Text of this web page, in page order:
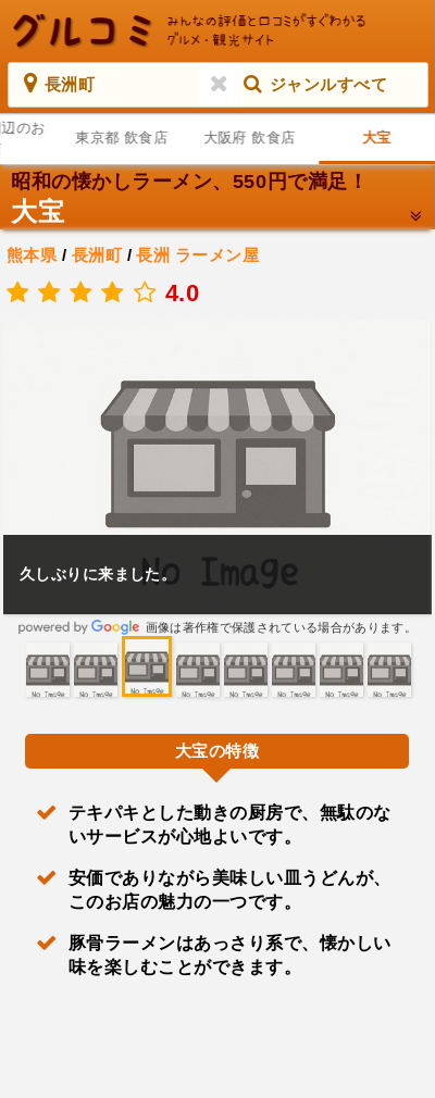
長洲町 ジャンルすべて
のお
東京都 飲食店 大阪府 飲食店 大宝
昭和の懐かしラーメン、550円で満足！
大宝
熊本県 / 長洲町/長洲 ラーメン屋
4.0
久しぶりに来ました。
画像は著作権で保護されている場合があります。
大宝の特徴
テキパキとした動きの厨房で、無駄のな
いサービスが心地よいです。
安価でありながら美味しい皿うどんが、
このお店の魅力の一つです。
豚骨ラーメンはあっさり系で、懐かしい
味を楽しむことができます。